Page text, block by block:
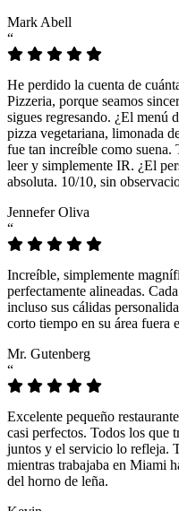
Mark Abell
“
He perdido la cuenta de
Pizzeria, porque seamos
sigues regresando. ¿El menú
pizza vegetariana, limonada
fue tan increíble como suena.
leer y simplemente IR. ¿El
absoluta. 10/10, sin
Jennefer Oliva
“
Increíble, simplemente
perfectamente alineadas.
incluso sus cálidas
corto tiempo en su área fuera
Mr. Gutenberg
“
Excelente pequeño
casi perfectos. Todos los que
juntos y el servicio lo refleja.
mientras trabajaba en Miami
del horno de leña.